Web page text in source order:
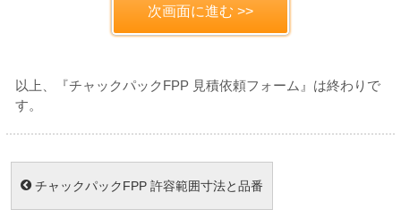
以上、『チャックパックFPP 見積依頼フォーム』は終わりで
す。
チャックパックFPP 許容範囲寸法と品番